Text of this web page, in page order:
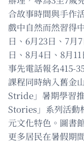
合故事時間與手作
戲中自然而然習得
日、6月23日、7月
日、8月4日、8月
事先電話報名415-
課程同時納入舊金
Stride」暑期學習
Stories」系列活動
元文化特色。圖書
更多居民在暑假期